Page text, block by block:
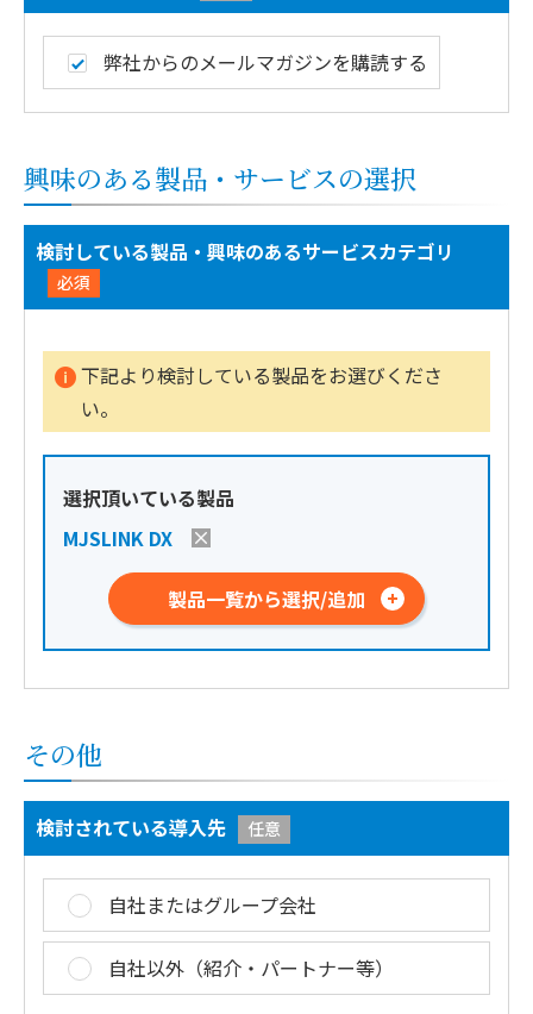
弊社からのメールマガジンを購読する
興味のある製品・サービスの選択
検討している製品・興味のあるサービスカテゴリ
必須
下記より検討している製品をお選びくださ
い。
選択頂いている製品
MJSLINK DX
製品一覧から選択/追加
その他
検討されている導入先 任意
自社またはグループ会社
自社以外（紹介・パートナー等）